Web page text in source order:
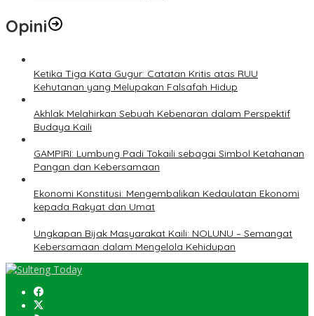
Opini
Ketika Tiga Kata Gugur: Catatan Kritis atas RUU
Kehutanan yang Melupakan Falsafah Hidup
Akhlak Melahirkan Sebuah Kebenaran dalam Perspektif
Budaya Kaili
GAMPIRI: Lumbung Padi Tokaili sebagai Simbol Ketahanan
Pangan dan Kebersamaan
Ekonomi Konstitusi: Mengembalikan Kedaulatan Ekonomi
kepada Rakyat dan Umat
Ungkapan Bijak Masyarakat Kaili: NOLUNU – Semangat
Kebersamaan dalam Mengelola Kehidupan